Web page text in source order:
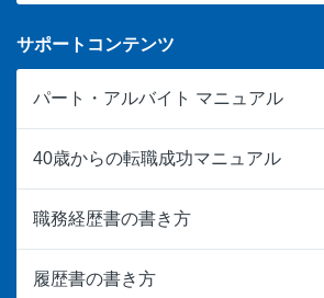
サポートコンテンツ
パート・アルバイト マニュアル
40歳からの転職成功マニュアル
職務経歴書の書き方
履歴書の書き方